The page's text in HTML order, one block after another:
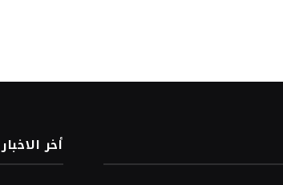
أخر الاخبار